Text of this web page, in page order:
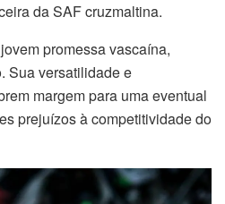
da SAF cruzmaltina.
promessa vascaína,
Sua versatilidade e
margem para uma eventual
prejuízos à competitividade do